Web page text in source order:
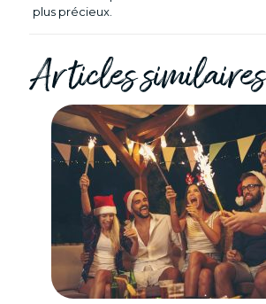
plus précieux.
Articles similaires